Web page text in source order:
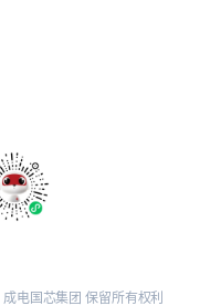
成电国芯集团 保留所有权利